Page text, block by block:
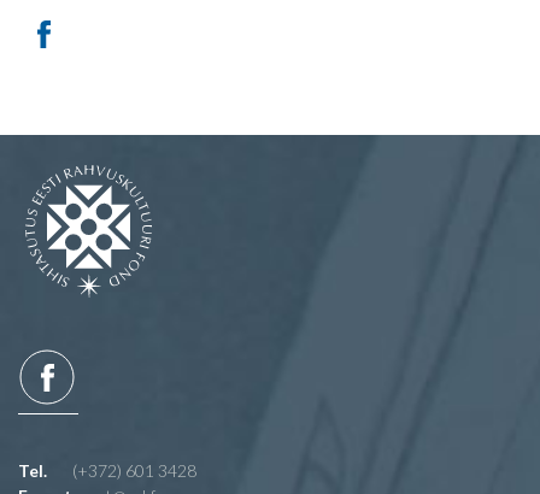
Tel.
(+372) 601 3428